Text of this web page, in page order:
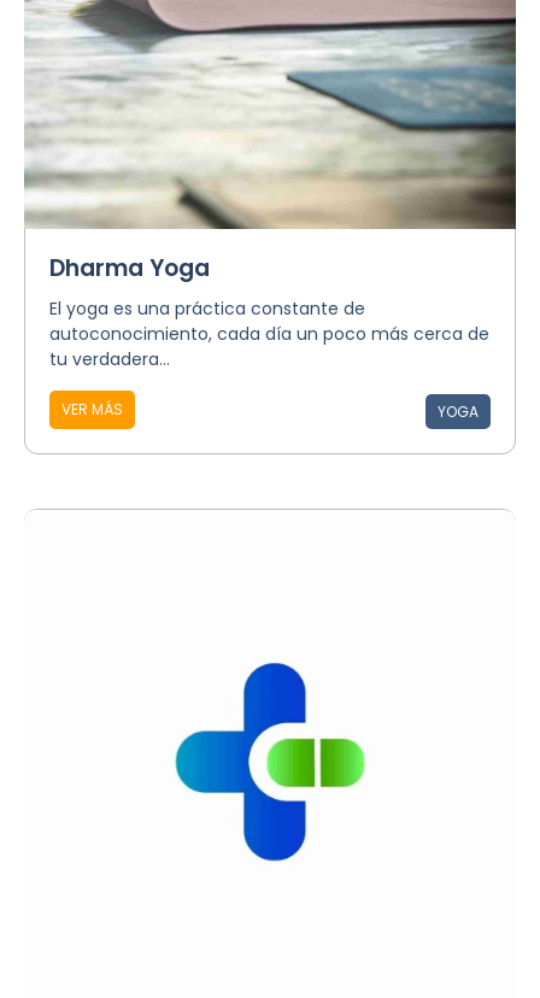
Dharma Yoga
El yoga es una práctica constante de
autoconocimiento, cada día un poco más cerca de
tu verdadera...
VER MÁS YOGA